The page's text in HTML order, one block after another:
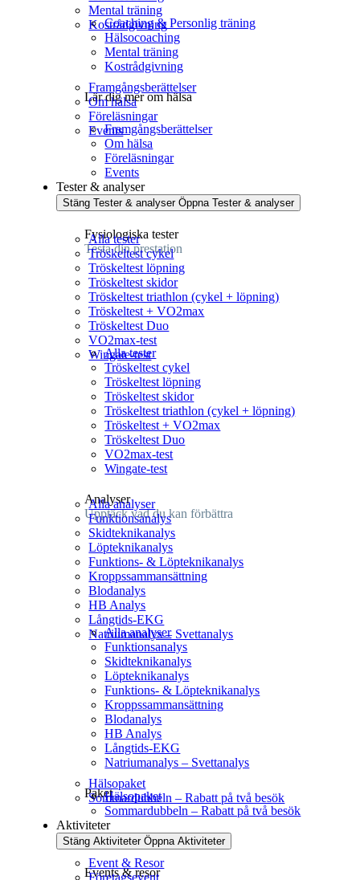
Mental träning
Kostrådgivning
Coaching & Personlig träning
Hälsocoaching
Mental träning
Kostrådgivning
Lär dig mer om hälsa
Framgångsberättelser
Om hälsa
Föreläsningar
EventsFramgångsberättelser
Om hälsa
Föreläsningar
Events
Tester & analyser
Stäng Tester & analyser Öppna Tester & analyser
Fysiologiska tester
Testa din prestation
Alla tester
Tröskeltest cykel
Tröskeltest löpning
Tröskeltest skidor
Tröskeltest triathlon (cykel + löpning)
Tröskeltest + VO2max
Tröskeltest Duo
VO2max-test
Wingate-test
Alla tester
Tröskeltest cykel
Tröskeltest löpning
Tröskeltest skidor
Tröskeltest triathlon (cykel + löpning)
Tröskeltest + VO2max
Tröskeltest Duo
VO2max-test
Wingate-test
Analyser
Upptäck vad du kan förbättra​
Alla analyser
Funktionsanalys
Skidteknikanalys
Löpteknikanalys
Funktions- & Löpteknikanalys
Kroppssammansättning
Blodanalys
HB Analys
Långtids-EKG
Natriumanalys – Svettanalys
Alla analyser
Funktionsanalys
Skidteknikanalys
Löpteknikanalys
Funktions- & Löpteknikanalys
Kroppssammansättning
Blodanalys
HB Analys
Långtids-EKG
Natriumanalys – Svettanalys
Paket
Hälsopaket
Sommardubbeln – Rabatt på två besök
Hälsopaket
Sommardubbeln – Rabatt på två besök
Aktiviteter
Stäng Aktiviteter Öppna Aktiviteter
Events & resor
Event & Resor
Företagsevent